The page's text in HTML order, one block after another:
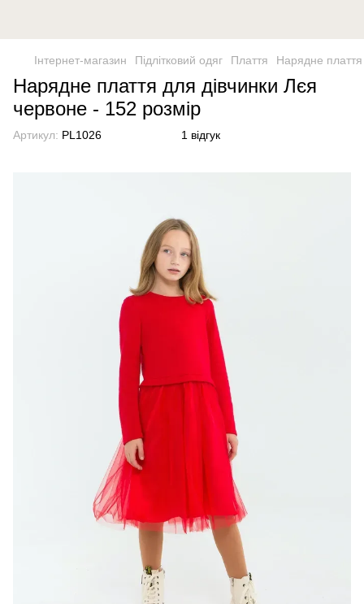
Інтернет-магазин Підлітковий одяг Плаття Нарядне
Нарядне плаття для дівчинки Лєя
червоне - 152 розмір
Артикул: PL1026 1 відгук